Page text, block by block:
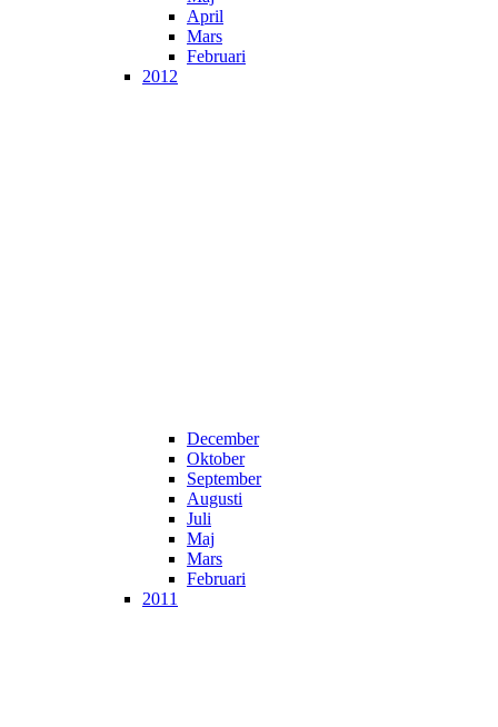
April
Mars
Februari
2012
December
Oktober
September
Augusti
Juli
Maj
Mars
Februari
2011